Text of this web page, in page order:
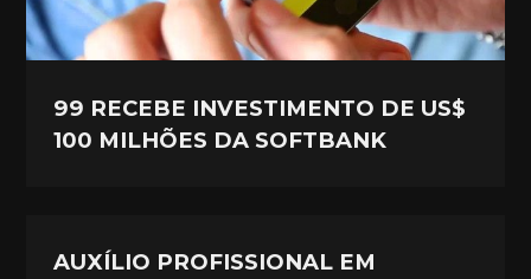
99 RECEBE INVESTIMENTO DE US$
100 MILHÕES DA SOFTBANK
AUXÍLIO PROFISSIONAL EM